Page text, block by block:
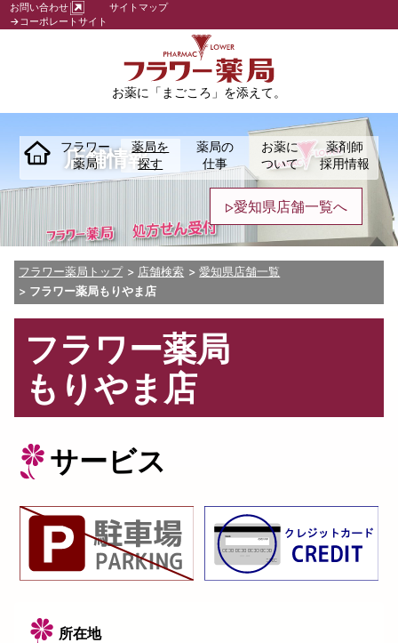
お薬に「まごころ」を添えて。
フラワー
薬局
薬局を
探す
薬局の
仕事
お薬に
ついて
薬剤師
採用情報
お問い合わせ
サイトマップ
→コーポレートサイト
店舗情報
愛知県店舗一覧へ
フラワー薬局トップ 店舗検索
愛知県店舗一覧
フラワー薬局もりやま店
フラワー薬局
もりやま店
サービス
所在地